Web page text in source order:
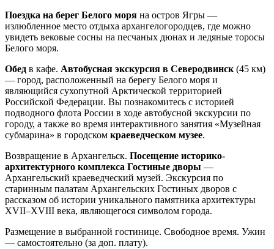
Поездка на берег Белого моря на остров Ягры —
излюбленное место отдыха архангелогородцев, где можно
увидеть вековые сосны на песчаных дюнах и ледяные торосы
Белого моря.
Обед в кафе. Автобусная экскурсия в Северодвинск (45 км)
— город, расположенный на берегу Белого моря и
являющийся сухопутной Арктической территорией
Российской Федерации. Вы познакомитесь с историей
подводного флота России в ходе автобусной экскурсии по
городу, а также во время интерактивного занятия «Музейная
субмарина» в городском краеведческом музее.
Возвращение в Архангельск. Посещение историко-
архитектурного комплекса Гостиные дворы —
Архангельский краеведческий музей. Экскурсия по
старинным палатам Архангельских Гостиных дворов с
рассказом об истории уникального памятника архитектуры
XVII–XVIII века, являющегося символом города.
Размещение в выбранной гостинице. Свободное время. Ужин
— самостоятельно (за доп. плату).